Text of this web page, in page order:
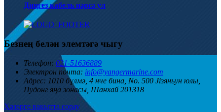
Диңгез кабель нәрсә ул
Безнең белән элемтәгә чыгу
Телефон: 021-51636889
Электрон почта: info@yangermarine.com
Адрес: 1010 бүлмә, 4 нче бина, No. 500 Jiзяньун юлы,
Пудонг яңа зонасы, Шанхай 201318
Хәзерге вакытта сорау